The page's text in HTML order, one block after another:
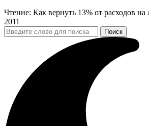
Чтение: Как вернуть 13% от расходов
2011